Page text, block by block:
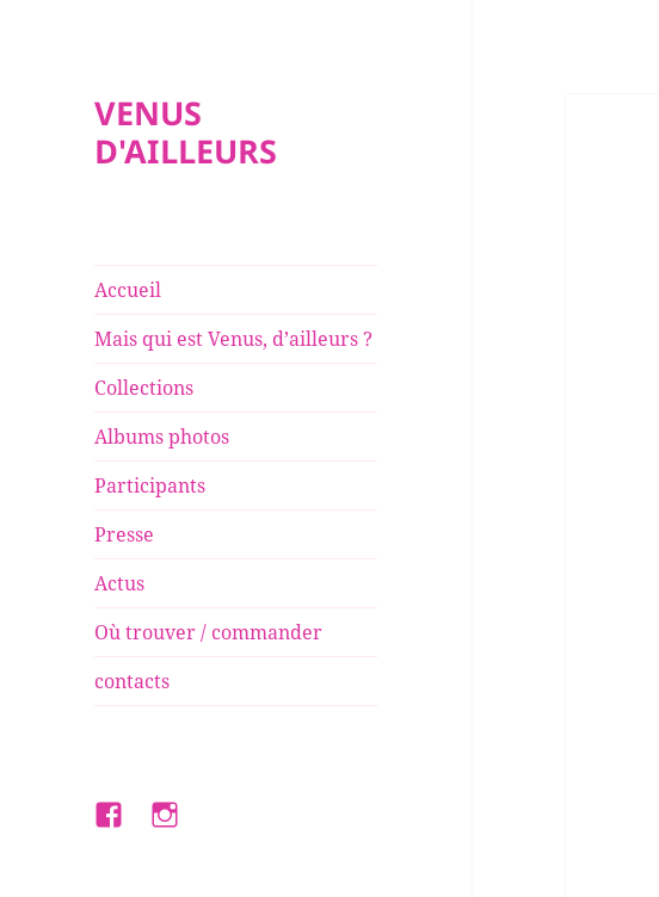
VENUS
D'AILLEURS
Accueil
Mais qui est Venus, d’ailleurs ?
Collections
Albums photos
Participants
Presse
Actus
Où trouver / commander
contacts
FacebookInstagram